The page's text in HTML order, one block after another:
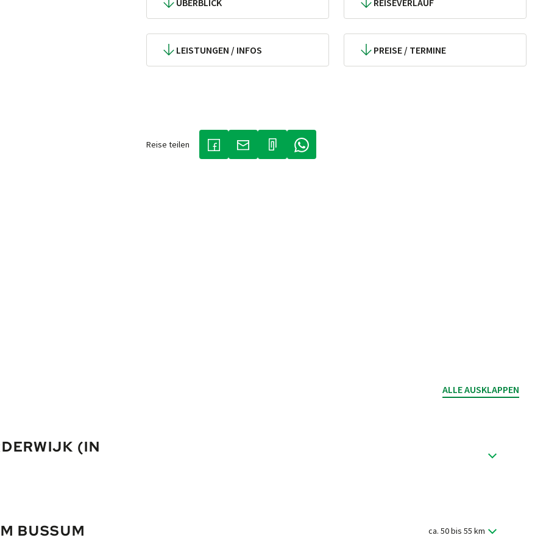
Reise teilen
(LINK ÖFFNET IN NEUEM TAB)
(LINK ÖFFNET IN NEUEM TAB)(LINK ÖFFNET IN NEUEM TAB)
ÜBERBLICK REISEVERLAUF
LEISTUNGEN / INFOS PREISE / TERMINE
ALLE AUSKLAPPEN
(IN
BUSSUM ca. 50 bis 55 km